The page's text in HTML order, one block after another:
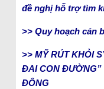
đề nghị hỗ trợ tìm
>> Quy hoạch cán
>> MỸ RÚT KHỎI
ĐAI CON ĐƯỜNG”
ĐÔNG